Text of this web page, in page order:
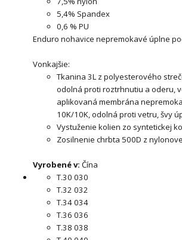
5,4% Spandex
0,6 % PU
Enduro nohavice nepremokavé úplne
Vonkajšie:
Tkanina 3L z polyesterového
odolná proti roztrhnutiu a oderu,
aplikovaná membrána
10K/10K, odolná proti vetru, švy
Vystuženie kolien zo syntetickej
Zosilnenie chrbta 500D z
Vyrobené v: Čína
T.30 030
T.32 032
T.34 034
T.36 036
T.38 038